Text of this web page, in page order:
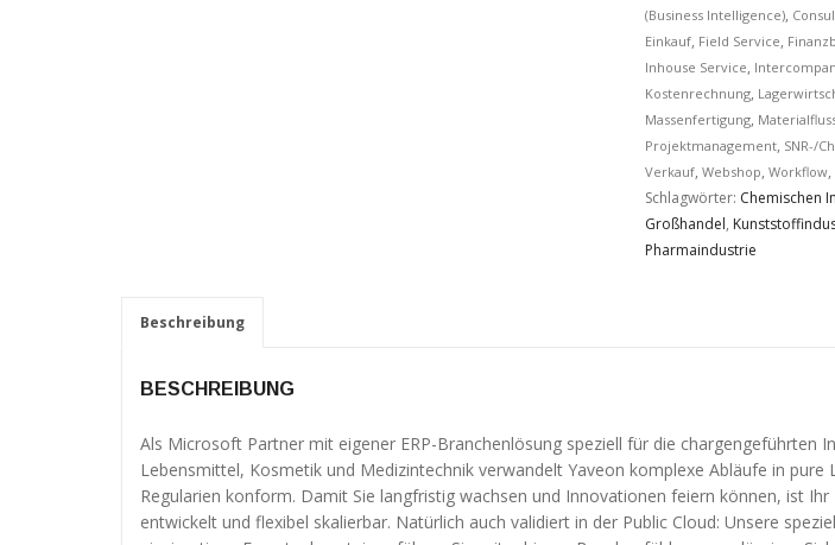
(Business Intelligence),
Einkauf, Field Service,
Inhouse Service,
Kostenrechnung,
Massenfertigung,
Projektmanagement, SNR-/
Verkauf, Webshop, Workflow,
Schlagwörter: Chemischen
Großhandel,
Pharmaindustrie
Beschreibung
BESCHREIBUNG
Als Microsoft Partner mit eigener ERP-Branchenlösung speziell für die chargengeführten
Lebensmittel, Kosmetik und Medizintechnik verwandelt Yaveon komplexe Abläufe in pure
Regularien konform. Damit Sie langfristig wachsen und Innovationen feiern können, ist Ihr
entwickelt und flexibel skalierbar. Natürlich auch validiert in der Public Cloud: Unsere
Die Entscheidung eines neuen ERP-
Systems ist immer eine strategische
durchdacht und richtig getroffen werden
Wettbewerb durch effiziente Prozesse
zu unterscheiden.
Die Entscheidung ist jedoch "nur" die
UNSERE LEISTUNGEN
ERP-Optimierung
Dienstleistungen im Überblick
erstellen, wobei
Kenntnisse über
Websitenutzung
zu erhalten, zur